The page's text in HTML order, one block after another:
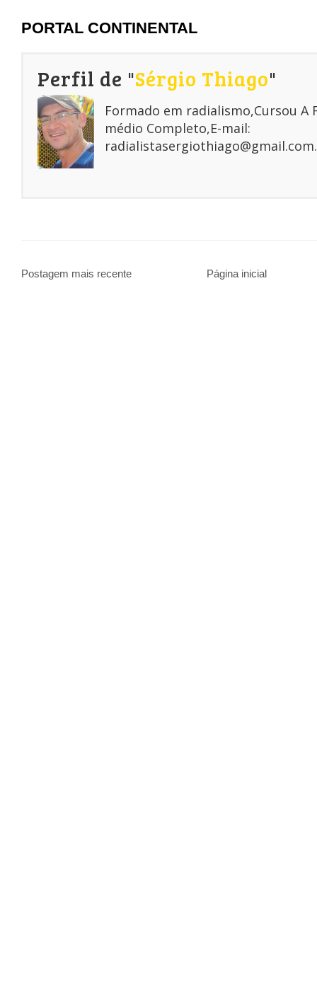
PORTAL CONTINENTAL
Perfil de "Sérgio Thiago"
Formado em radialismo,Cursou A
médio Completo,E-mail:
radialistasergiothiago@gmail.com.
Postagem mais recente Página inicial